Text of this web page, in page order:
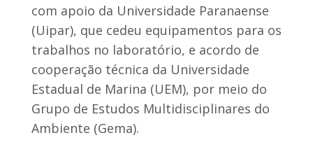
com apoio da Universidade Paranaense
(Uipar), que cedeu equipamentos para os
trabalhos no laboratório, e acordo de
cooperação técnica da Universidade
Estadual de Marina (UEM), por meio do
Grupo de Estudos Multidisciplinares do
Ambiente (Gema).